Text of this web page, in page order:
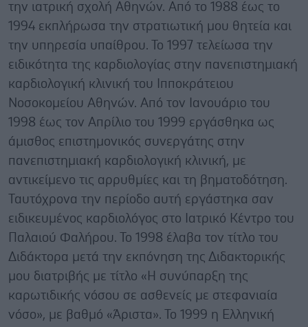
την ιατρική σχολή Αθηνών. Από το 1988 έως το
1994 εκπλήρωσα την στρατιωτική μου θητεία και
την υπηρεσία υπαίθρου. Το 1997 τελείωσα την
ειδικότητα της καρδιολογίας στην πανεπιστημιακή
καρδιολογική κλινική του Ιπποκράτειου
Νοσοκομείου Αθηνών. Από τον Ιανουάριο του
1998 έως τον Απρίλιο του 1999 εργάσθηκα ως
άμισθος επιστημονικός συνεργάτης στην
πανεπιστημιακή καρδιολογική κλινική, με
αντικείμενο τις αρρυθμίες και τη βηματοδότηση.
Ταυτόχρονα την περίοδο αυτή εργάστηκα σαν
ειδικευμένος καρδιολόγος στο Ιατρικό Κέντρο του
Παλαιού Φαλήρου. Το 1998 έλαβα τον τίτλο του
Διδάκτορα μετά την εκπόνηση της Διδακτορικής
μου διατριβής με τίτλο «Η συνύπαρξη της
καρωτιδικής νόσου σε ασθενείς με στεφανιαία
νόσο», με βαθμό «Άριστα». Το 1999 η Ελληνική